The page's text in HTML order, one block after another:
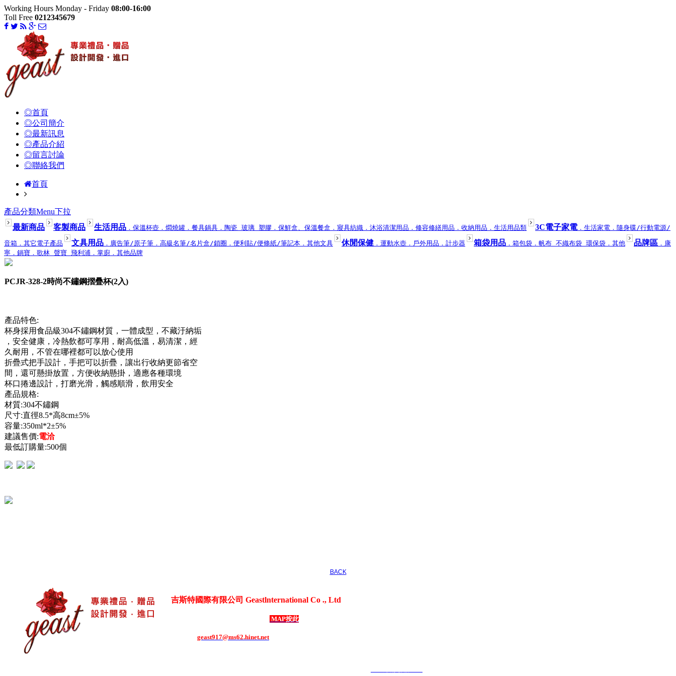
Working Hours Monday - Friday 08:00-16:00
Toll Free 0212345679
◎首頁
◎公司簡介
◎最新訊息
◎產品介紹
◎留言討論
◎聯絡我們
首頁
產品分類Menu下拉
最新商品
客製商品 生活用品 ．保溫杯壺 ．燜燒罐 ．餐具鍋具 ．陶瓷 玻璃 塑膠 ．保鮮盒、保溫餐盒 ．寢具紡織 ．沐浴清潔用品 ．修容修繕用品 ．收納用品 ．生活用品類 3C電子家電．生活家電 ．隨身碟/行動電源/
音箱 ．其它電子產品 文具用品 ．廣告筆/原子筆 ．高級名筆/名片盒/鎖圈 ．便利貼/便條紙/筆記本 ．其他文具 休閒保健 ．運動水壺 ．戶外用品 ．計步器 箱袋用品 ．箱包袋 ．帆布 不織布袋 環保袋 ．其他 品牌區 ．康
寧 ．鍋寶 ．歌林 聲寶 飛利浦 ．掌廚 ．其他品牌
PCJR-328-2時尚不鏽鋼摺疊杯(2入)
產品特色:
杯身採用食品級304不鏽鋼材質，一體成型，不藏汙納垢
，安全健康，冷熱飲都可享用，耐高低溫，易清潔，經
久耐用，不管在哪裡都可以放心使用
折疊式把手設計，手把可以折疊，讓出行收納更節省空
間，還可懸掛放置，方便收納懸掛，適應各種環境
杯口捲邊設計，打磨光滑，觸感順滑，飲用安全
產品規格:
材質:304不鏽鋼
尺寸:直徑8.5*高8cm±5%
容量:350ml*2±5%
建議售價:電洽
最低訂購量:500個
BACK
吉斯特國際有限公司 Geastlnternational Co ., Ltd
MAP按此
geast917@ms62.hinet.net